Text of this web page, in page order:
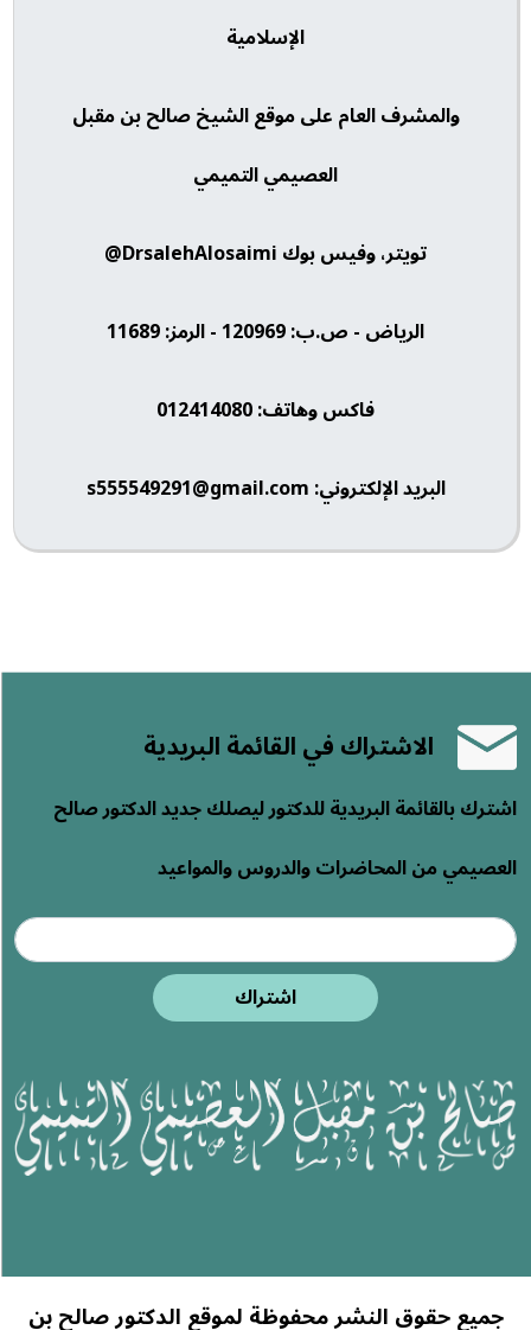
الإسلامية
والمشرف العام على موقع الشيخ صالح بن مقبل
العصيمي التميمي
تويتر، وفيس بوك DrsalehAlosaimi@
الرياض - ص.ب: 120969 - الرمز: 11689
فاكس وهاتف: 012414080
البريد الإلكتروني: s555549291@gmail.com
الاشتراك في القائمة البريدية
اشترك بالقائمة البريدية للدكتور ليصلك جديد الدكتور صالح
العصيمي من المحاضرات والدروس والمواعيد
اشتراك
جميع حقوق النشر محفوظة لموقع الدكتور صالح بن